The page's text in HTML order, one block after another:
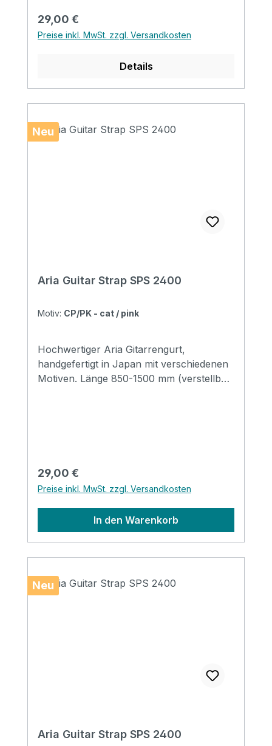
Regulärer Preis:
29,00 €
Preise inkl. MwSt. zzgl. Versandkosten
Details
Neu
Aria Guitar Strap SPS 2400
Motiv: CP/PK - cat / pink
Hochwertiger Aria Gitarrengurt,
handgefertigt in Japan mit verschiedenen
Motiven. Länge 850-1500 mm (verstellbar)
Regulärer Preis:
29,00 €
Preise inkl. MwSt. zzgl. Versandkosten
In den Warenkorb
Neu
Aria Guitar Strap SPS 2400